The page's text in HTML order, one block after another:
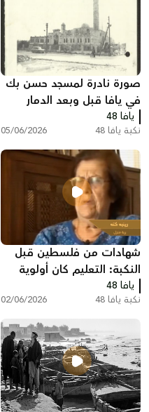
صورة نادرة لمسجد حسن بك
في يافا قبل وبعد الدمار
يافا 48
نكبة يافا 48 05/06/2026
شهادات من فلسطين قبل
النكبة: التعليم كان أولوية
لدى العديد من العائلات
يافا 48
نكبة يافا 48 02/06/2026